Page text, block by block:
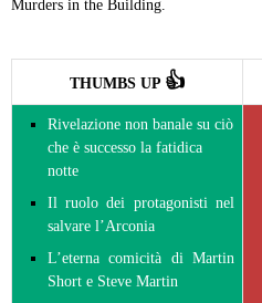
Murders in the Building.
THUMBS UP 👍
Rivelazione non banale su ciò
che è successo la fatidica
notte
Il ruolo dei protagonisti nel
salvare l’Arconia
L’eterna comicità di Martin
Short e Steve Martin